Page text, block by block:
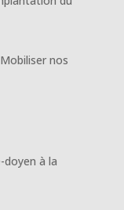
nos
doyen à la